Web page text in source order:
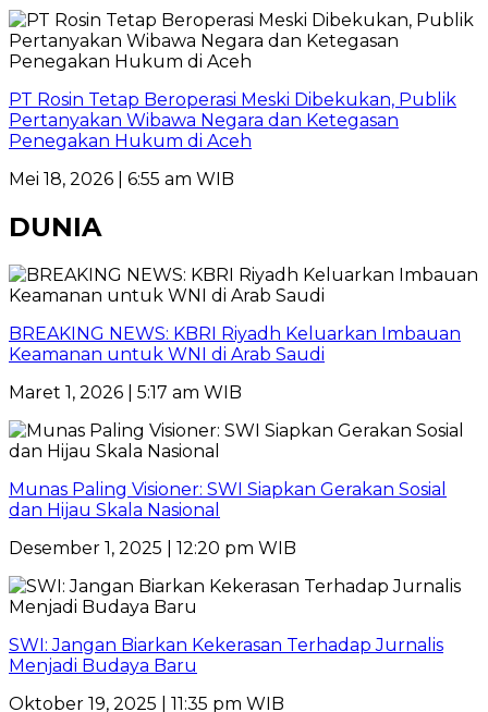
PT Rosin Tetap Beroperasi Meski Dibekukan, Publik
Pertanyakan Wibawa Negara dan Ketegasan
Penegakan Hukum di Aceh
Mei 18, 2026 | 6:55 am WIB
DUNIA
BREAKING NEWS: KBRI Riyadh Keluarkan Imbauan
Keamanan untuk WNI di Arab Saudi
Maret 1, 2026 | 5:17 am WIB
Munas Paling Visioner: SWI Siapkan Gerakan Sosial
dan Hijau Skala Nasional
Desember 1, 2025 | 12:20 pm WIB
SWI: Jangan Biarkan Kekerasan Terhadap Jurnalis
Menjadi Budaya Baru
Oktober 19, 2025 | 11:35 pm WIB